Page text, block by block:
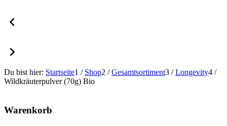
Du bist hier: Startseite1 / Shop2 / Gesamtsortiment3 / Longevity4 /
Wildkräuterpulver (70g) Bio
Warenkorb